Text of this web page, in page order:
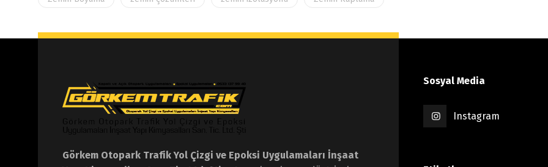
Görkem Otopark Trafik Yol Çizgi ve Epoksi Uygulamaları İnşaat
Sosyal Media
Instagram